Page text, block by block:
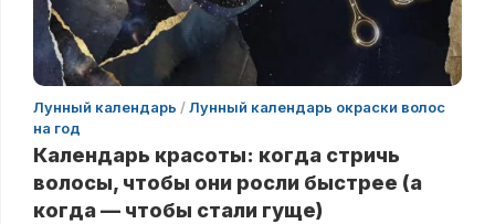
Лунный календарь /Лунный календарь окраски волос
на год
Календарь красоты: когда стричь
волосы, чтобы они росли быстрее (а
когда — чтобы стали гуще)